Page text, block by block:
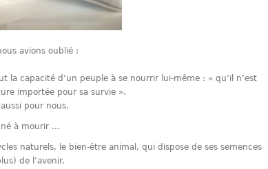
avions oublié :
la capacité d’un peuple à se nourrir lui-même : « qu’il n’est
importée pour sa survie ».
pour nous.
à mourir …
naturels, le bien-être animal, qui dispose de ses semences
de l’avenir.